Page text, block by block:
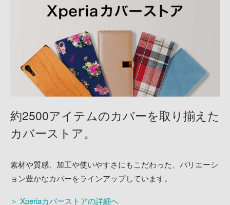
約2500アイテムのカバーを取り揃えた
カバーストア。
素材や質感、加工や使いやすさにもこだわった、バリエーシ
ョン豊かなカバーをラインアップしています。
＞ Xperiaカバーストアの詳細へ